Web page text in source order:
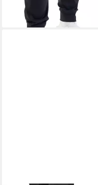
Material, elastischer Bund